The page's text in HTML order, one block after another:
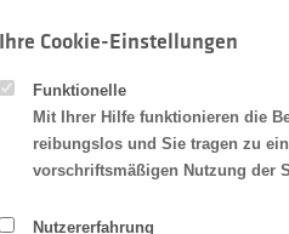
wirkt in den klassischen
allem mit edlen
Das Dibond Schild wird
Höhe montiert.
großen Schildern aus
Küchen- &
Ihre Cookie-Einstellungen
Funktionelle
Mit Ihrer Hilfe funktionieren die
reibungslos und Sie tragen zu
vorschriftsmäßigen Nutzung der
Nutzererfahrung